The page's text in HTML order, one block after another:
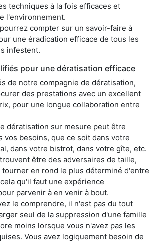
techniques à la fois efficaces et
l'environnement.
compter sur un savoir-faire à
une éradication efficace de tous les
infestent.
pour une dératisation efficace
de notre compagnie de dératisation,
des prestations avec un excellent
pour une longue collaboration entre
dératisation sur mesure peut être
vos besoins, que ce soit dans votre
dans votre bistrot, dans votre gîte, etc.
être des adversaires de taille,
en rond le plus déterminé d'entre
qu'il faut une expérience
parvenir à en venir à bout.
le comprendre, il n'est pas du tout
seul de la suppression d'une famille
moins lorsque vous n'avez pas les
Vous avez logiquement besoin de